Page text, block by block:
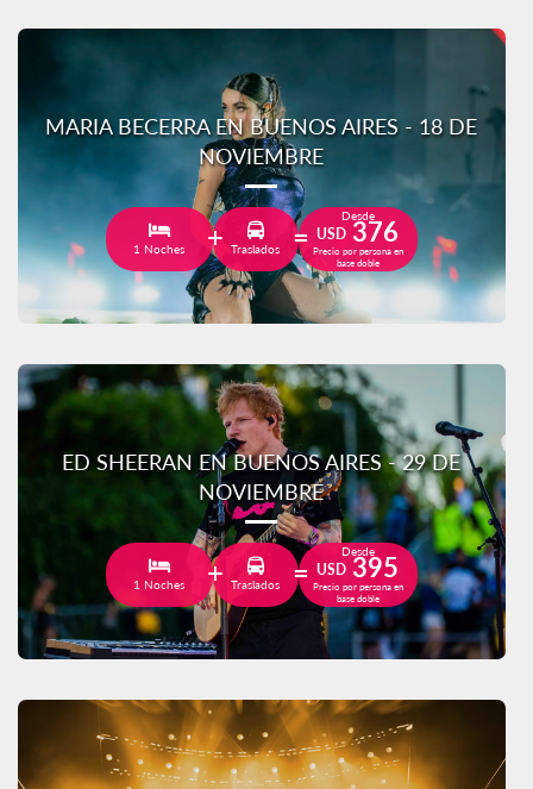
MARIA BECERRA EN BUENOS AIRES - 18 DE
NOVIEMBRE
1 Noches Traslados
Desde
USD 376
Precio por persona en
base doble
ED SHEERAN EN BUENOS AIRES - 29 DE
NOVIEMBRE
1 Noches Traslados
Desde
USD 395
Precio por persona en
base doble